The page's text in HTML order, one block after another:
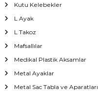
Kutu Kelebekler
L Ayak
L Takoz
Mafsallılar
Medikal Plastik Aksamlar
Metal Ayaklar
Metal Sac Tabla ve Aparatları